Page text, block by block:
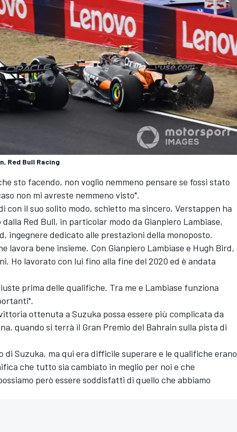
Red Bull Racing
sto facendo, non voglio nemmeno pensare se fossi stato
non mi avreste nemmeno visto".
con il suo solito modo, schietto ma sincero, Verstappen ha
Red Bull, in particolar modo da Gianpiero Lambiase,
ingegnere dedicato alle prestazioni della monoposto.
lavora bene insieme. Con Gianpiero Lambiase e Hugh Bird,
Ho lavorato con lui fino alla fine del 2020 ed è andata
prima delle qualifiche. Tra me e Lambiase funziona
ottenuta a Suzuka possa essere più complicata da
quando si terrà il Gran Premio del Bahrain sulla pista di
Suzuka, ma qui era difficile superare e le qualifiche erano
che tutto sia cambiato in meglio per noi e che
però essere soddisfatti di quello che abbiamo